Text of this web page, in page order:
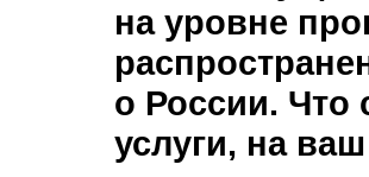
на уровне
о России. Что
услуги, на